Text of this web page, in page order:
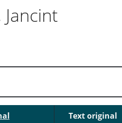
Text original